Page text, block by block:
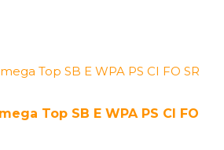
Top SB E WPA PS CI FO